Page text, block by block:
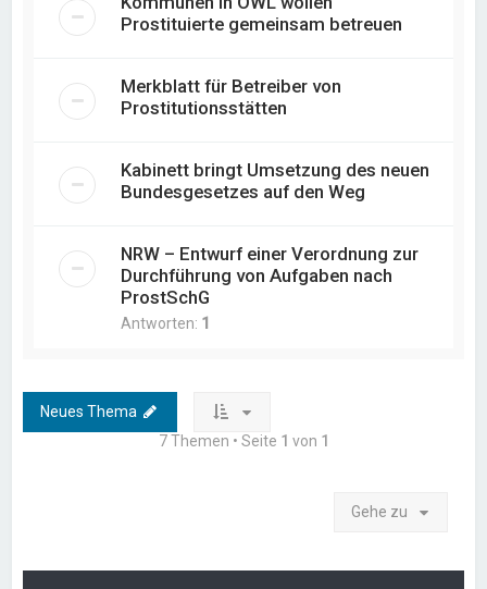
Prostituierte gemeinsam betreuen
Merkblatt für Betreiber von
Prostitutionsstätten
Kabinett bringt Umsetzung des neuen
Bundesgesetzes auf den Weg
NRW – Entwurf einer Verordnung zur
Durchführung von Aufgaben nach
ProstSchG
Antworten: 1
Neues Thema
7 Themen • Seite 1 von 1
Gehe zu